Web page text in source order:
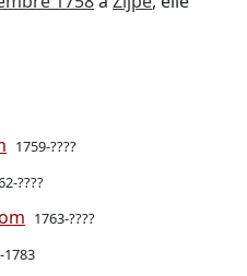
1759-????
????
1763-????
1783